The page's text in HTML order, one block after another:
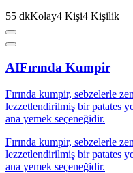
55 dkKolay4 Kişi4 Kişilik
AIFırında Kumpir
Fırında kumpir, sebzelerle
lezzetlendirilmiş bir patates
ana yemek seçeneğidir.
Fırında kumpir, sebzelerle
lezzetlendirilmiş bir patates
ana yemek seçeneğidir.